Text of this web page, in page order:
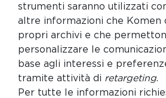
strumenti saranno utilizzati
altre informazioni che Komen
propri archivi e che
personalizzare le
base agli interessi e
tramite attività di retargeting.
Per tutte le informazioni